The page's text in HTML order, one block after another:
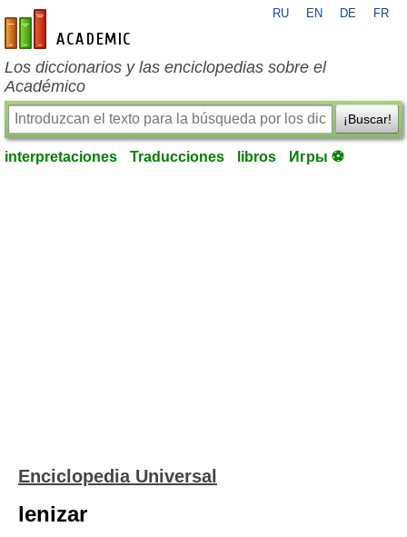
es-academic.com
RU EN DE FR
Los diccionarios y las enciclopedias sobre el
Académico
¡Buscar!
interpretaciones Traducciones libros Игры ⚽
Enciclopedia Universal
lenizar